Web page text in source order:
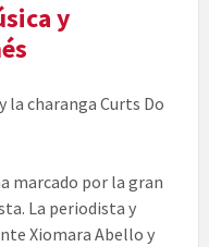
y
la charanga Curts Do
marcado por la gran
La periodista y
Xiomara Abello y